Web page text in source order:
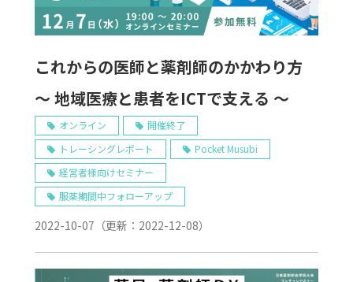
これからの医師と薬剤師のかかわり方
～ 地域医療と患者をICTで支える ～
オンライン
開催終了
トレーシングレポート
Pocket Musubi
経営者様向けセミナー
服薬期間中フォローアップ
2022-10-07 （更新： 2022-12-08）